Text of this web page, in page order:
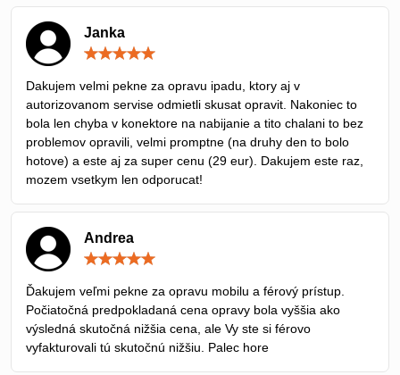
Janka
5
Dakujem velmi pekne za opravu ipadu, ktory aj v
autorizovanom servise odmietli skusat opravit. Nakoniec to
bola len chyba v konektore na nabijanie a tito chalani to bez
problemov opravili, velmi promptne (na druhy den to bolo
hotove) a este aj za super cenu (29 eur). Dakujem este raz,
mozem vsetkym len odporucat!
Andrea
5
Ďakujem veľmi pekne za opravu mobilu a férový prístup.
Počiatočná predpokladaná cena opravy bola vyššia ako
výsledná skutočná nižšia cena, ale Vy ste si férovo
vyfakturovali tú skutočnú nižšiu. Palec hore